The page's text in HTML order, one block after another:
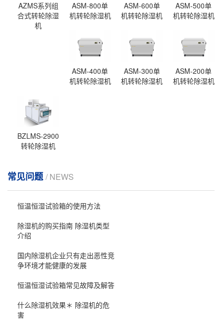
AZMS系列组
合式转轮除湿
机
ASM-800单
机转轮除湿机
ASM-600单
机转轮除湿机
ASM-500单
机转轮除湿机
ASM-400单
机转轮除湿机
ASM-300单
机转轮除湿机
ASM-200单
机转轮除湿机
BZLMS-2900
转轮除湿机
常见问题/ NEWS
恒温恒湿试验箱的使用方法
除湿机的购买指南 除湿机类型
介绍
国内除湿机企业只有走出恶性竞
争环境才能健康的发展
恒温恒湿试验箱常见故障及解答
什么除湿机效果＊ 除湿机的危
害